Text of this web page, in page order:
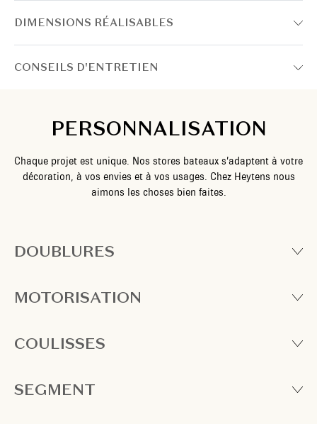
DIMENSIONS RÉALISABLES
CONSEILS D'ENTRETIEN
PERSONNALISATION
Chaque projet est unique. Nos stores bateaux s’adaptent à votre
décoration, à vos envies et à vos usages. Chez Heytens nous
aimons les choses bien faites.
DOUBLURES
MOTORISATION
COULISSES
SEGMENT